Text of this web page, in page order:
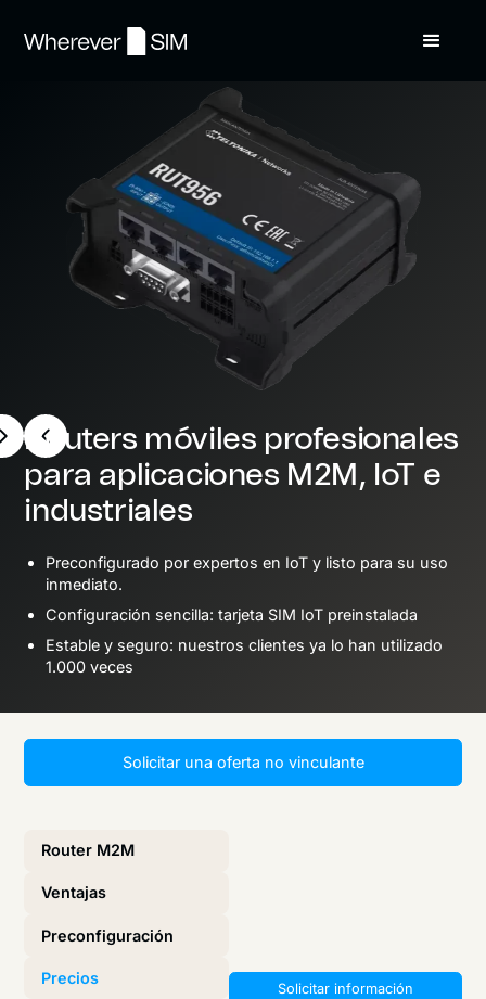
Routers móviles profesionales
para aplicaciones M2M, IoT e
industriales
Preconfigurado por expertos en IoT y listo para su uso
inmediato.
Configuración sencilla: tarjeta SIM IoT preinstalada
Estable y seguro: nuestros clientes ya lo han utilizado
1.000 veces
Slide 2 of 3.
Solicitar una oferta no vinculante
Router M2M
Ventajas
Preconfiguración
Precios
Solicitar información